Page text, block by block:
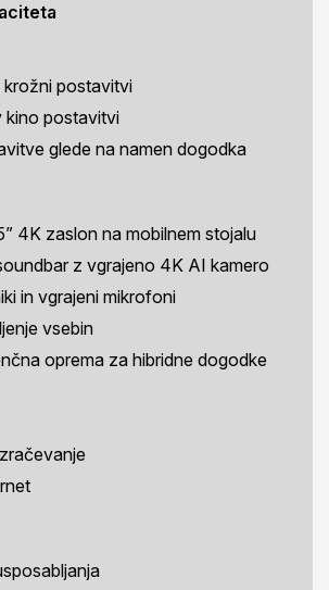
postavitvi
postavitvi
glede na namen dogodka
4K zaslon na mobilnem stojalu
z vgrajeno 4K AI kamero
in vgrajeni mikrofoni
vsebin
oprema za hibridne dogodke